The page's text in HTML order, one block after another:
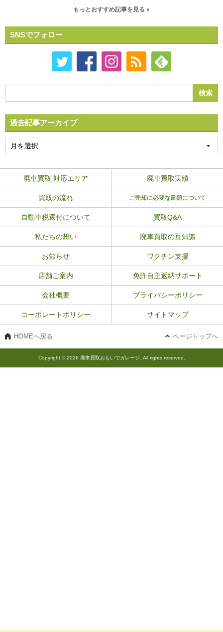
もっとおすすめ記事を見る »
SNSでフォロー
過去記事アーカイブ
廃車買取 対応エリア 廃車買取実績
買取の流れ ご売却に必要な書類について
自動車税還付について 買取Q&A
私たちの想い 廃車買取の豆知識
お知らせ ワクチン支援
店舗ご案内 免許自主返納サポート
会社概要 プライバシーポリシー
コーポレートポリシー サイトマップ
HOMEへ戻る ページトップへ
Copyright © 2026 廃車買取おもいでガレージ. All rights reserved.